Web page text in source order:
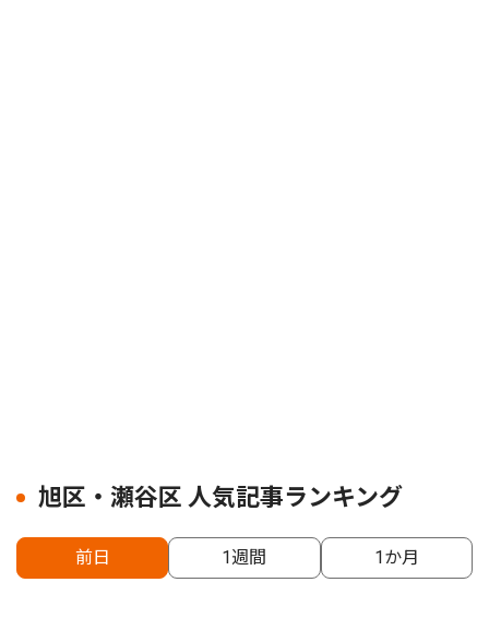
旭区・瀬谷区 人気記事ランキング
前日 1週間 1か月